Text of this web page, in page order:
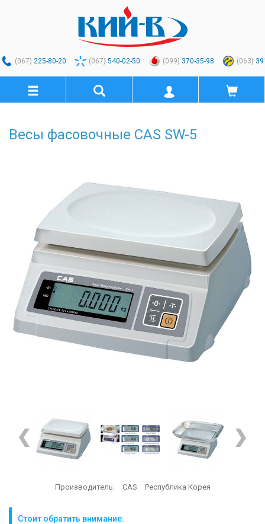
(067) 225-80-20 (067) 540-02-50 (099) 370-35-98 (063)
Весы фасовочные CAS SW-5
Производитель: CAS Республика Корея
Стоит обратить внимание: